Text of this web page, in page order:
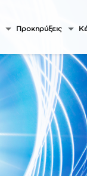
Προκηρύξεις